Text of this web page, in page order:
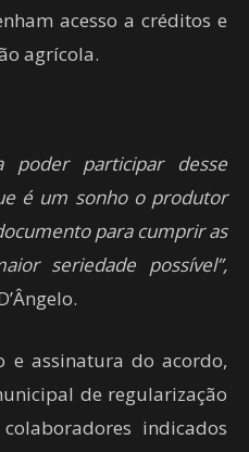
acesso a créditos e
agrícola.
poder participar desse
é um sonho o produtor
para cumprir as
seriedade possível”,
assinatura do acordo,
de regularização
indicados